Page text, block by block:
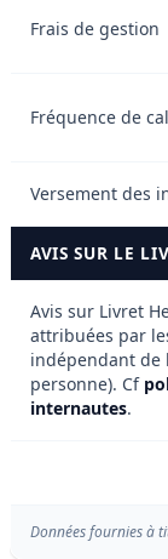
Frais de gestion
Fréquence de
Versement des
AVIS SUR LE
Avis sur Livret
attribuées par
indépendant de
personne). Cf
internautes.
Données fournies à